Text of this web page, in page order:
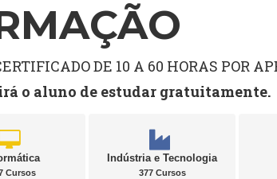
DE 10 A 60 HORAS POR
o aluno de estudar gratuitamente.
Cursos
Indústria e Tecnologia
377 Cursos